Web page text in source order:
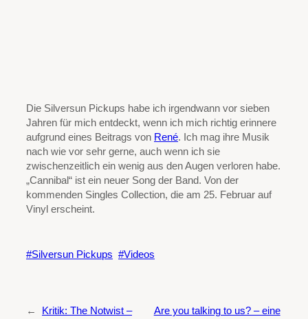
Die Silversun Pickups habe ich irgendwann vor sieben
Jahren für mich entdeckt, wenn ich mich richtig erinnere
aufgrund eines Beitrags von René. Ich mag ihre Musik
nach wie vor sehr gerne, auch wenn ich sie
zwischenzeitlich ein wenig aus den Augen verloren habe.
„Cannibal“ ist ein neuer Song der Band. Von der
kommenden Singles Collection, die am 25. Februar auf
Vinyl erscheint.
Silversun Pickups Videos
←
Kritik: The Notwist –
Are you talking to us? – eine